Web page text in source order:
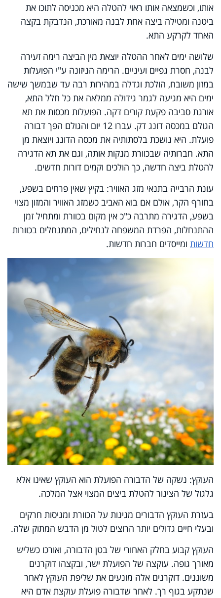
אותו, וכשמצאה אותו ראוי להטלה היא מכניסה לתוכו את
ביטנה ומטילה ביצה אחת לבנה מאורכת, הנדבקת בקצה
האחד לקרקע התא.
שלושה ימים לאחר ההטלה יוצאת מין הביצה רימה זעירה
לבנה, חסרת גפיים ועיניים. הרימה הניזונה ע"י הפועלות
במזון משובח, הולכת וגדלה במהירות רבה עד שבמשך שישה
ימים היא מגיעה לגמר גידולה ממלאה את כל חלל התא,
אורגת סביבה פקעת קורים דקה. הפועלות מכסות את תא
הגולם במכסה דונג דק. עברו 12 יום והגולם הפך דבורה
פועלת. היא נושכת בלסתותיה את מכסה הדונג ויוצאת מן
התא. חברותיה שבכוורת מנקות אותה, וגם את תא הדגירה
להטלת ביצה חדשה, כך הולכים וקמים דורות חדשים.
עונת הרבייה בתנאי מזג האוויר: בקיץ שאין פרחים בשפע,
בחורף הקר, אולם אם בוא האביב כשמזג האוויר והמזון מצוי
בשפע, הדגירה מתרבה כ"כ אין מקום בכוורת ומתחיל זמן
ההתנחלות, הפרדת המשפחה לנחילים, המתנחלים בכוורות
חדשות ומייסדים חברות חדשות.
העוקץ: נשקה של הדבורה הפועלת הוא העוקץ שאינו אלא
גלגול של הצינור להטלת ביצים המצוי אצל המלכה.
בעזרת העוקץ הדבורים מגינות על הכוורת ומניסות חרקים
ובעלי חיים גדולים יותר הרוצים לטול מן הדבש המתוק שלה.
העוקץ קבוע בחלק האחורי של בטן הדבורה, ואורכו כשליש
מאורך גופה. עוקצה של הפועלת ישר, ובקצהו דוקרנים
משוננים. דוקרנים אלה מונעים את שליפת העוקץ לאחר
שנתקע בגוף רך. לאחר שדבורה פועלת עוקצת אדם היא